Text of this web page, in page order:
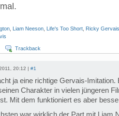
Liam Neeson Life's Too Short Ricky Gervais
Trackback
20:12 | #1
ja eine richtige Gervais-Imitation.
Charakter in vielen jüngeren
Mit dem funktioniert es aber